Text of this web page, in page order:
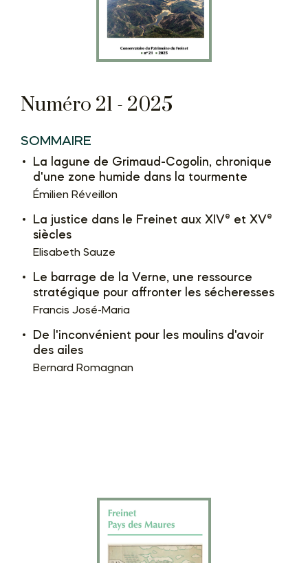
Numéro 21 - 2025
SOMMAIRE
La lagune de Grimaud-Cogolin, chronique
d'une zone humide dans la tourmente
Émilien Réveillon
La justice dans le Freinet aux XIVe et XVe
siècles
Elisabeth Sauze
Le barrage de la Verne, une ressource
stratégique pour affronter les sécheresses
Francis José-Maria
De l'inconvénient pour les moulins d'avoir
des ailes
Bernard Romagnan